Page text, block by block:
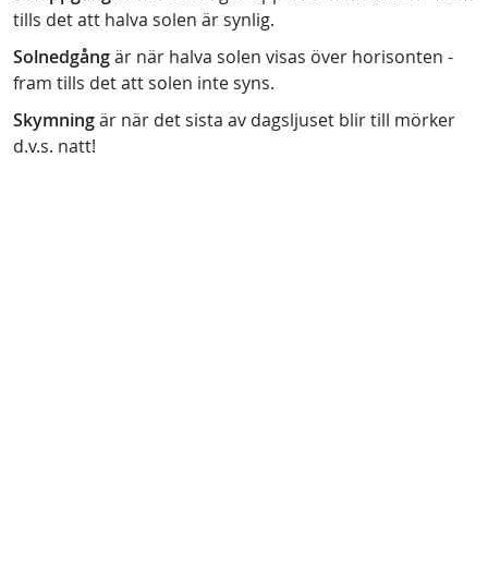
tills det att halva solen är synlig.
Solnedgångär när halva solen visas över horisonten -
fram tills det att solen inte syns.
Skymningär när det sista av dagsljuset blir till mörker
d.v.s. natt!